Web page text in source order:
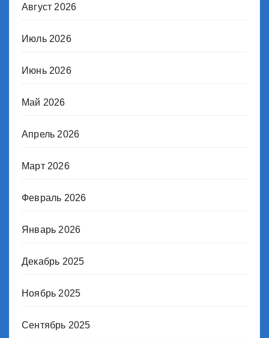
Август 2026
Июль 2026
Июнь 2026
Май 2026
Апрель 2026
Март 2026
Февраль 2026
Январь 2026
Декабрь 2025
Ноябрь 2025
Сентябрь 2025